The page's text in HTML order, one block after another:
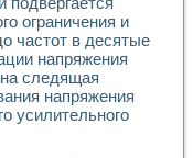
ограничения и
частот в десятые
напряжения
следящая
напряжения
усилительного